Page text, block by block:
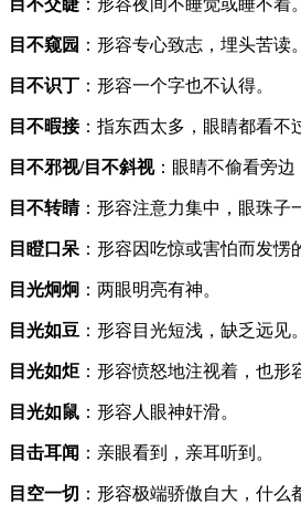
目不窥园 ：形容专心致志，埋头苦读。
目不识丁 ：形容一个字也不认得。
目不暇接：指东西太多，眼睛都看不
目不邪视/目不斜视：眼睛不偷看旁边
目不转睛：形容注意力集中，眼珠子
目瞪口呆 ：形容因吃惊或害怕而发愣
目光炯炯 ：两眼明亮有神。
目光如豆 ：形容目光短浅，缺乏远见。
目光如炬 ：形容愤怒地注视着，也形
目光如鼠 ：形容人眼神奸滑。
目击耳闻 ：亲眼看到，亲耳听到。
目空一切 ：形容极端骄傲自大，什么